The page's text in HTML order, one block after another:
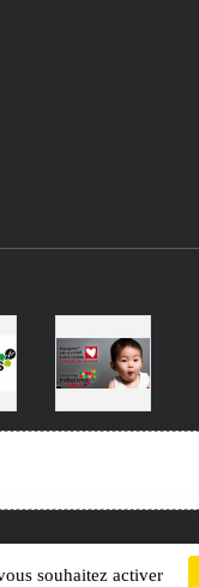
souhaitez activer